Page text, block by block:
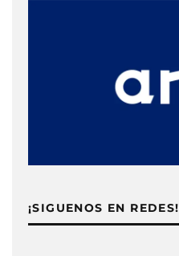
¡SIGUENOS EN REDES!